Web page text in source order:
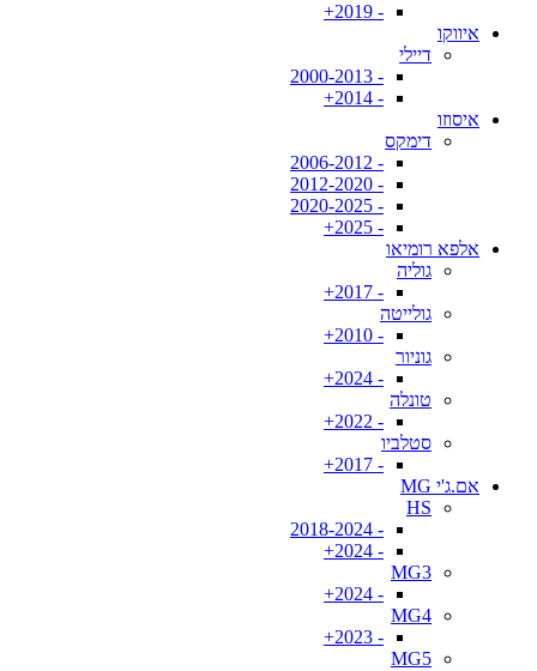
- 2019+
איווקו
דיילי
- 2000-2013
- 2014+
איסוזו
דימקס
- 2006-2012
- 2012-2020
- 2020-2025
- 2025+
אלפא רומיאו
גוליה
- 2017+
גולייטה
- 2010+
גוניור
- 2024+
טונלה
- 2022+
סטלביו
- 2017+
אם.ג'י MG
HS
- 2018-2024
- 2024+
MG3
- 2024+
MG4
- 2023+
MG5